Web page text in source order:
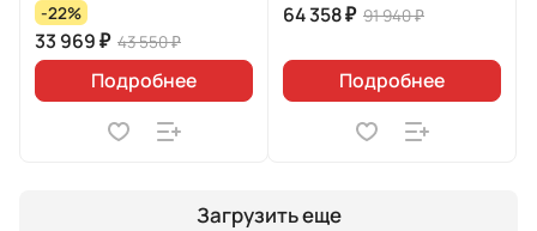
-22%
33 969 ₽ 43 550 ₽
Подробнее
64 358 ₽ 91 940 ₽
Подробнее
Загрузить еще